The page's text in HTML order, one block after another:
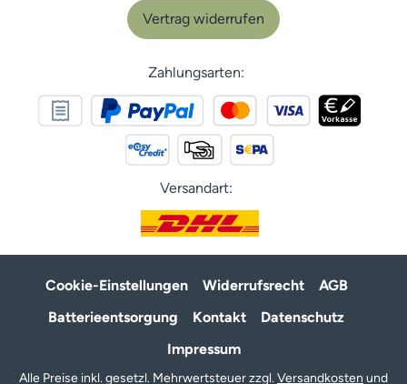
Vertrag widerrufen
Zahlungsarten:
Versandart:
Cookie-Einstellungen Widerrufsrecht
AGB
Batterieentsorgung
Kontakt
Datenschutz
Impressum
Alle Preise inkl. gesetzl. Mehrwertsteuer zzgl. Versandkosten und